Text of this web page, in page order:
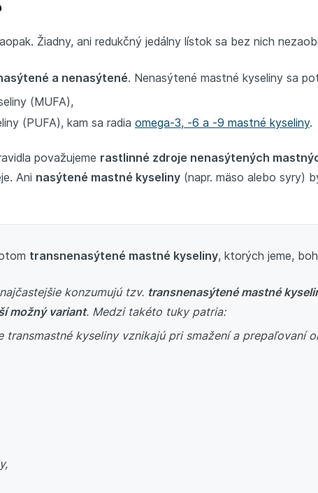
Žiadny, ani redukčný jedálny lístok sa bez nich
a nenasýtené. Nenasýtené mastné kyseliny sa
(MUFA),
(PUFA), kam sa radia omega-3, -6 a -9 mastné kyseliny.
považujeme rastlinné zdroje nenasýtených
Ani nasýtené mastné kyseliny (napr. mäso alebo syry)
transnenasýtené mastné kyseliny, ktorých jeme,
konzumujú tzv. transnenasýtené mastné
možný variant. Medzi takéto tuky patria:
transmastné kyseliny vznikajú pri smažení a prepaľovaní